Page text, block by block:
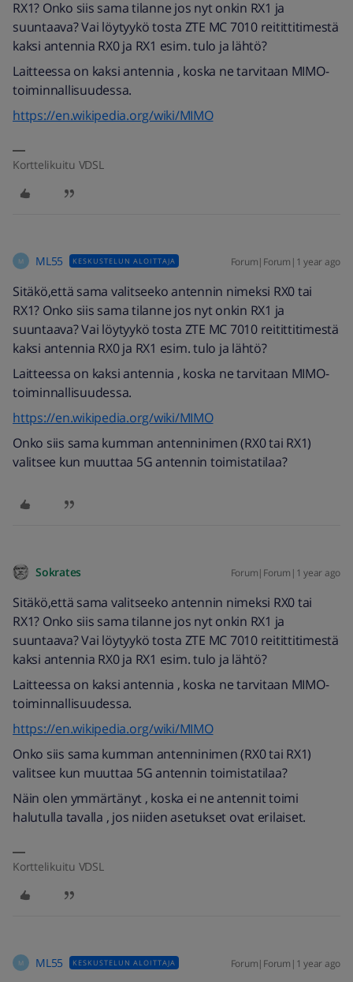
RX1? Onko siis sama tilanne jos nyt onkin RX1 ja
suuntaava? Vai löytyykö tosta ZTE MC 7010 reitittitimestä
kaksi antennia RX0 ja RX1 esim. tulo ja lähtö?
Laitteessa on kaksi antennia , koska ne tarvitaan MIMO-
toiminnallisuudessa.
https://en.wikipedia.org/wiki/MIMO
Korttelikuitu VDSL
M ML55 KESKUSTELUN ALOITTAJA Forum|Forum|1 year ago
Sitäkö,että sama valitseeko antennin nimeksi RX0 tai
RX1? Onko siis sama tilanne jos nyt onkin RX1 ja
suuntaava? Vai löytyykö tosta ZTE MC 7010 reitittitimestä
kaksi antennia RX0 ja RX1 esim. tulo ja lähtö?
Laitteessa on kaksi antennia , koska ne tarvitaan MIMO-
toiminnallisuudessa.
https://en.wikipedia.org/wiki/MIMO
Onko siis sama kumman antenninimen (RX0 tai RX1)
valitsee kun muuttaa 5G antennin toimistatilaa?
Sokrates Forum|Forum|1 year ago
Sitäkö,että sama valitseeko antennin nimeksi RX0 tai
RX1? Onko siis sama tilanne jos nyt onkin RX1 ja
suuntaava? Vai löytyykö tosta ZTE MC 7010 reitittitimestä
kaksi antennia RX0 ja RX1 esim. tulo ja lähtö?
Laitteessa on kaksi antennia , koska ne tarvitaan MIMO-
toiminnallisuudessa.
https://en.wikipedia.org/wiki/MIMO
Onko siis sama kumman antenninimen (RX0 tai RX1)
valitsee kun muuttaa 5G antennin toimistatilaa?
Näin olen ymmärtänyt , koska ei ne antennit toimi
halutulla tavalla , jos niiden asetukset ovat erilaiset.
Korttelikuitu VDSL
M ML55 KESKUSTELUN ALOITTAJA Forum|Forum|1 year ago